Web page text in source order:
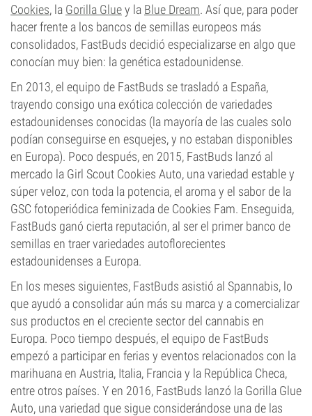
Cookies, la Gorilla Gluey la Blue Dream. Así que, para poder
hacer frente a los bancos de semillas europeos más
consolidados, FastBuds decidió especializarse en algo que
conocían muy bien: la genética estadounidense.
En 2013, el equipo de FastBuds se trasladó a España,
trayendo consigo una exótica colección de variedades
estadounidenses conocidas (la mayoría de las cuales solo
podían conseguirse en esquejes, y no estaban disponibles
en Europa). Poco después, en 2015, FastBuds lanzó al
mercado la Girl Scout Cookies Auto, una variedad estable y
súper veloz, con toda la potencia, el aroma y el sabor de la
GSC fotoperiódica feminizada de Cookies Fam. Enseguida,
FastBuds ganó cierta reputación, al ser el primer banco de
semillas en traer variedades autoflorecientes
estadounidenses a Europa.
En los meses siguientes, FastBuds asistió al Spannabis, lo
que ayudó a consolidar aún más su marca y a comercializar
sus productos en el creciente sector del cannabis en
Europa. Poco tiempo después, el equipo de FastBuds
empezó a participar en ferias y eventos relacionados con la
marihuana en Austria, Italia, Francia y la República Checa,
entre otros países. Y en 2016, FastBuds lanzó la Gorilla Glue
Auto, una variedad que sigue considerándose una de las